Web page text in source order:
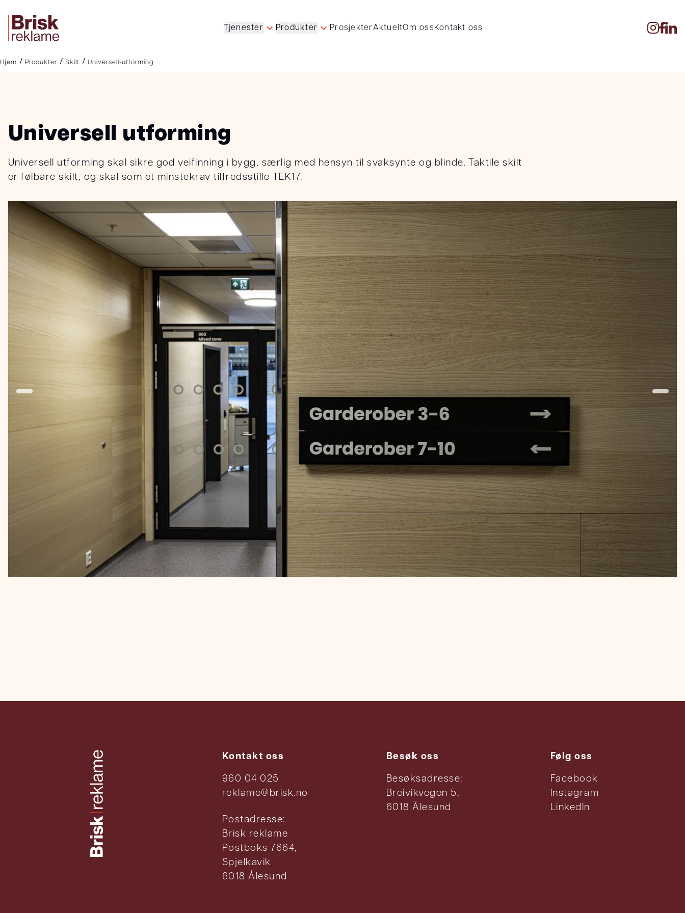
Tjenester Produkter ProsjekterAktueltOm oss Kontakt oss
Se alle tjenester
Se alle produkter
Hjem / Produkter / Skilt / Universell-utforming
Universell utforming
Universell utforming skal sikre god veifinning i bygg, særlig med hensyn til svaksynte og blinde. Taktile skilt
er følbare skilt, og skal som et minstekrav tilfredsstille TEK17.
Kontakt oss
960 04 025
reklame@brisk.no
Postadresse:
Brisk reklame
Postboks 7664,
Spjelkavik
6018 Ålesund
Besøk oss
Besøksadresse:
Breivikvegen 5,
6018 Ålesund
Følg oss
Facebook
Instagram
LinkedIn